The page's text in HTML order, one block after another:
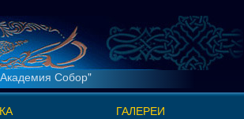
Собор"
ГАЛЕРЕИ